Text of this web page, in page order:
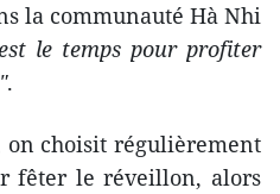
la communauté Hà Nhi
le temps pour profiter
.
on choisit régulièrement
fêter le réveillon, alors